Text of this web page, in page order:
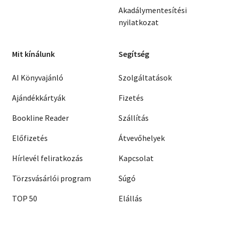
Akadálymentesítési
nyilatkozat
Mit kínálunk
AI Könyvajánló
Ajándékkártyák
Bookline Reader
Előfizetés
Hírlevél feliratkozás
Törzsvásárlói program
TOP 50
Segítség
Szolgáltatások
Fizetés
Szállítás
Átvevőhelyek
Kapcsolat
Súgó
Elállás